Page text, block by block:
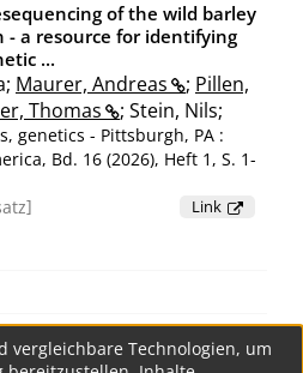
of the wild barley
- a resource for identifying
...
Maurer, Andreas ; Pillen,
Thomas ; Stein, Nils;
genetics - Pittsburgh, PA :
Bd. 16 (2026), Heft 1, S. 1-
Link
vergleichbare Technologien, um